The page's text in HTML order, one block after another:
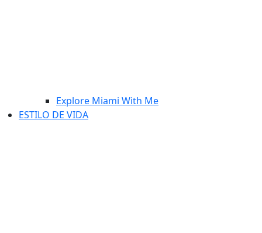
Explore Miami With Me
ESTILO DE VIDA